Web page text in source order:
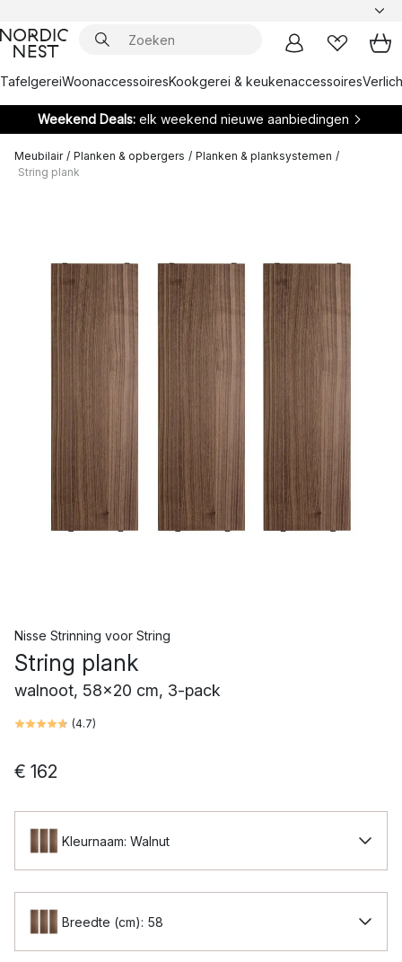
TafelgereiWoonaccessoiresKookgerei & keukenaccessoires
Weekend Deals: elk weekend nieuwe aanbiedingen
Meubilair / Planken & opbergers / Planken & planksystemen /
String plank
Nisse Strinning voor String
String plank
walnoot, 58x20 cm, 3-pack
(4.7)
€ 162
Kleurnaam: Walnut
Breedte (cm): 58